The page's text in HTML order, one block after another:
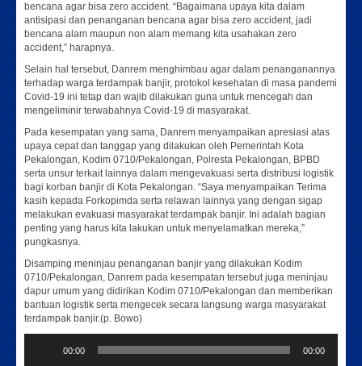
bencana agar bisa zero accident. “Bagaimana upaya kita dalam
antisipasi dan penanganan bencana agar bisa zero accident, jadi
bencana alam maupun non alam memang kita usahakan zero
accident,” harapnya.
Selain hal tersebut, Danrem menghimbau agar dalam penanganannya
terhadap warga terdampak banjir, protokol kesehatan di masa pandemi
Covid-19 ini tetap dan wajib dilakukan guna untuk mencegah dan
mengeliminir terwabahnya Covid-19 di masyarakat.
Pada kesempatan yang sama, Danrem menyampaikan apresiasi atas
upaya cepat dan tanggap yang dilakukan oleh Pemerintah Kota
Pekalongan, Kodim 0710/Pekalongan, Polresta Pekalongan, BPBD
serta unsur terkait lainnya dalam mengevakuasi serta distribusi logistik
bagi korban banjir di Kota Pekalongan. “Saya menyampaikan Terima
kasih kepada Forkopimda serta relawan lainnya yang dengan sigap
melakukan evakuasi masyarakat terdampak banjir. Ini adalah bagian
penting yang harus kita lakukan untuk menyelamatkan mereka,”
pungkasnya.
Disamping meninjau penanganan banjir yang dilakukan Kodim
0710/Pekalongan, Danrem pada kesempatan tersebut juga meninjau
dapur umum yang didirikan Kodim 0710/Pekalongan dan memberikan
bantuan logistik serta mengecek secara langsung warga masyarakat
terdampak banjir.(p. Bowo)
00:00 00:00